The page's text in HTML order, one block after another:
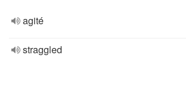
agité
straggled